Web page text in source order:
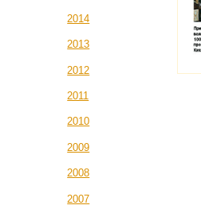
2014
2013
2012
2011
2010
2009
2008
2007